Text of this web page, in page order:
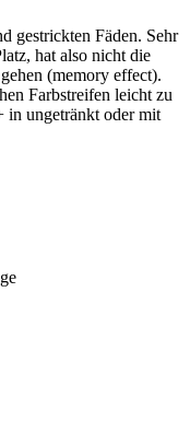
gestrickten Fäden. Sehr
hat also nicht die
(memory effect).
Farbstreifen leicht zu
ungetränkt oder mit